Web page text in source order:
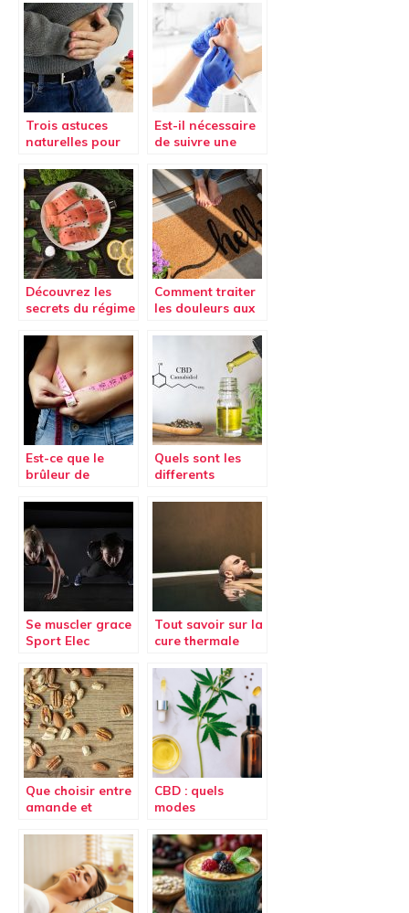
perdre du poids.
chirurgie
esthétique en
Tunisie !
Trois astuces
naturelles pour
constipation
Est-il nécessaire
de suivre une
pédicure ?
Découvrez les
secrets du régime
Comment traiter
les douleurs aux
Est-ce que le
brûleur de
maigrir ?
Quels sont les
differents
Se muscler grace
Sport Elec
Tout savoir sur la
cure thermale
Que choisir entre
amande et
CBD : quels
modes
?